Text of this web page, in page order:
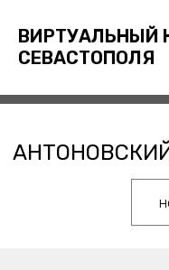
ВИРТУАЛЬНЫЙ
СЕВАСТОПОЛЯ